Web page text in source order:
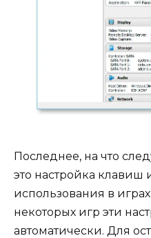
Последнее, на что
это настройка
использования в
некоторых игр эти
автоматически. Для